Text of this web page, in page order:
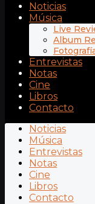
Noticias
Música
Live
Album
Entrevistas
Notas
Cine
Libros
Contacto
Noticias
Música
Entrevistas
Notas
Cine
Libros
Contacto